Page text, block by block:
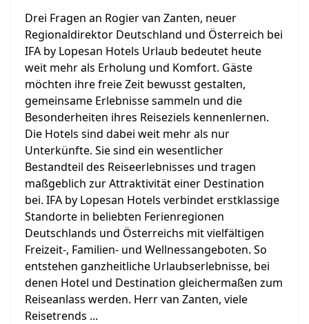
Drei Fragen an Rogier van Zanten, neuer
Regionaldirektor Deutschland und Österreich bei
IFA by Lopesan Hotels Urlaub bedeutet heute
weit mehr als Erholung und Komfort. Gäste
möchten ihre freie Zeit bewusst gestalten,
gemeinsame Erlebnisse sammeln und die
Besonderheiten ihres Reiseziels kennenlernen.
Die Hotels sind dabei weit mehr als nur
Unterkünfte. Sie sind ein wesentlicher
Bestandteil des Reiseerlebnisses und tragen
maßgeblich zur Attraktivität einer Destination
bei. IFA by Lopesan Hotels verbindet erstklassige
Standorte in beliebten Ferienregionen
Deutschlands und Österreichs mit vielfältigen
Freizeit-, Familien- und Wellnessangeboten. So
entstehen ganzheitliche Urlaubserlebnisse, bei
denen Hotel und Destination gleichermaßen zum
Reiseanlass werden. Herr van Zanten, viele
Reisetrends ...